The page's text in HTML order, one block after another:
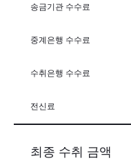
송금기관 수수료
중계은행 수수료
수취은행 수수료
전신료
최종 수취 금액